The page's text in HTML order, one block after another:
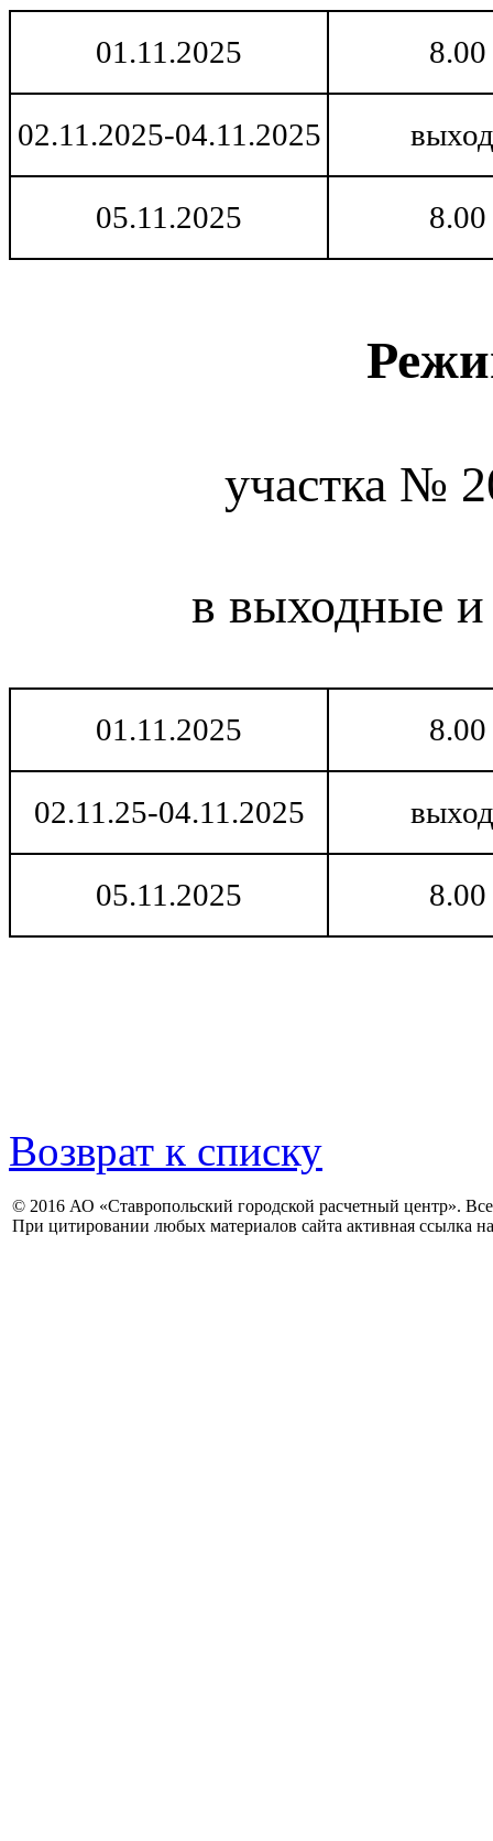
01.11.2025
02.11.2025-04.11.2025
05.11.2025
участка №
в выходные
01.11.2025
02.11.25-04.11.2025
05.11.2025
Возврат к списку
© 2016 АО «Ставропольский городской расчетный центр».
При цитировании любых материалов сайта активная ссылка